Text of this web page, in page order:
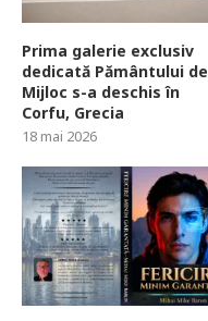
Prima galerie exclusiv
dedicată Pământului de
Mijloc s-a deschis în
Corfu, Grecia
18 mai 2026